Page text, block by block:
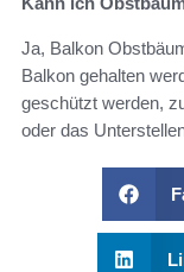
Ja, Balkon
Balkon gehalten
geschützt werden,
oder das